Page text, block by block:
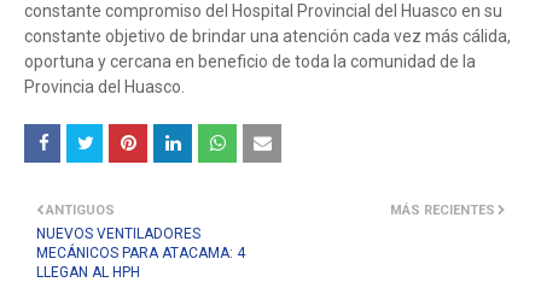
constante compromiso del Hospital Provincial del Huasco en su
constante objetivo de brindar una atención cada vez más cálida,
oportuna y cercana en beneficio de toda la comunidad de la
Provincia del Huasco.
MÁS RECIENTES
ANTIGUOS
NUEVOS VENTILADORES
MECÁNICOS PARA ATACAMA: 4
LLEGAN AL HPH